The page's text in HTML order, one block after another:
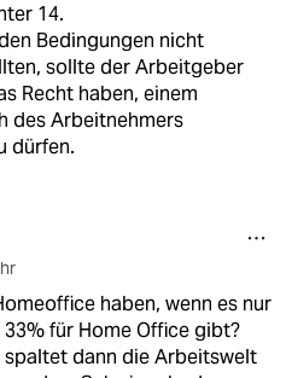
14.
Bedingungen nicht
sollte der Arbeitgeber
Recht haben, einem
des Arbeitnehmers
dürfen.
haben, wenn es nur
für Home Office gibt?
spaltet dann die Arbeitswelt